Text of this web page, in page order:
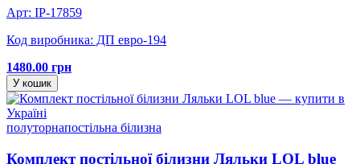
Арт: IP-17859
Код виробника: ДП евро-194
1480.00 грн
У кошик
полуторнапостільна білизна
Комплект постільної білизни Ляльки LOL blue